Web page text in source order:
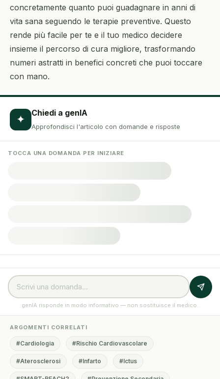
concretamente quanto puoi guadagnare in anni di
vita sana seguendo le terapie preventive. Questo
rende più facile per te e il tuo medico decidere
insieme il percorso di cura migliore, trasformando
numeri astratti in benefici concreti che puoi toccare
con mano.
✦ Chiedi a genIA
Approfondisci l'articolo con domande e risposte
TOCCA UNA DOMANDA PER INIZIARE
genIA risponde in modo informativo — non sostituisce il medico.
ARGOMENTI CORRELATI
#Cardiologia #Rischio Cardiovascolare
#Aterosclerosi #Infarto #Ictus